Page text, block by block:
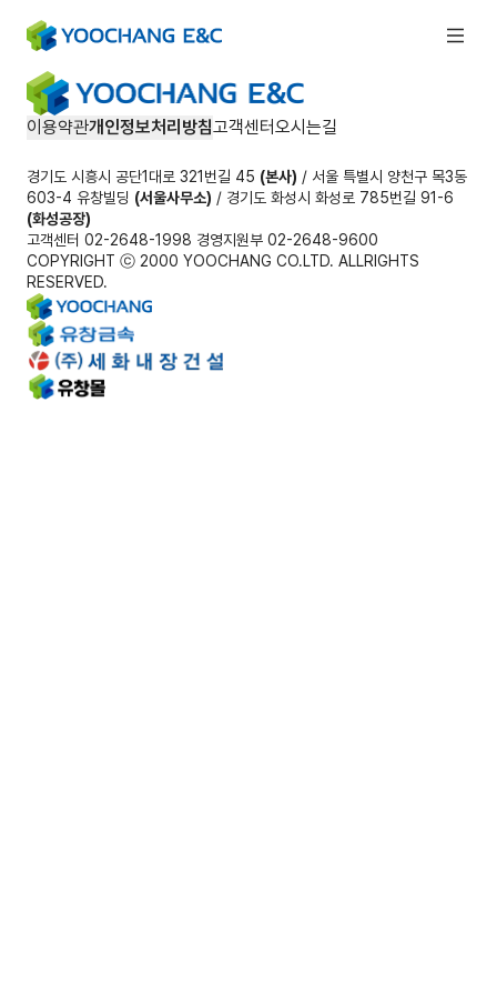
이용약관개인정보처리방침고객센터오시는길
경기도 시흥시 공단1대로 321번길 45 (본사) / 서울 특별시 양천구 목3동
603-4 유창빌딩 (서울사무소) / 경기도 화성시 화성로 785번길 91-6
(화성공장)
고객센터 02-2648-1998 경영지원부 02-2648-9600
COPYRIGHT ⓒ 2000 YOOCHANG CO.LTD. ALLRIGHTS
RESERVED.